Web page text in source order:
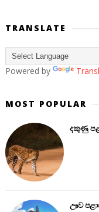
TRANSLATE
Powered by
MOST POPULAR
දකුණු
ඌව